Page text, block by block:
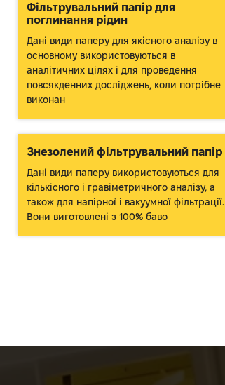
Фільтрувальний папір для
поглинання рідин
Дані види паперу для якісного аналізу в
основному використовуються в
аналітичних цілях і для проведення
повсякденних досліджень, коли потрібне
виконан
Знезолений фільтрувальний папір
Дані види паперу використовуються для
кількісного і гравіметричного аналізу, а
також для напірної і вакуумної фільтрації.
Вони виготовлені з 100% баво